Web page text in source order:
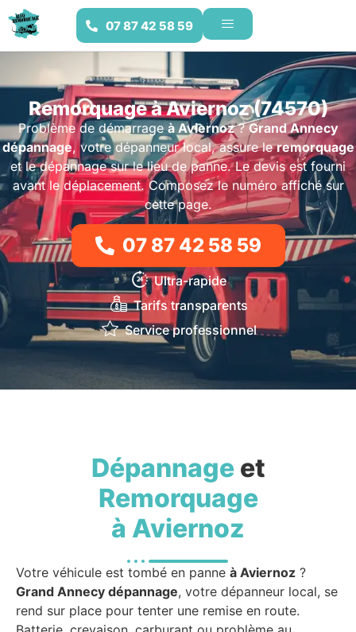
07 87 42 58 59
Remorquage à Aviernoz (74570)
Problème de démarrageà Aviernoz?Grand Annecy
dépannage, votre dépanneur local, assure leremorquage
et le dépannage sur le lieu de panne. Le devis est fourni
avant le déplacement. Composez le numéro affiché sur
cette page.
07 87 42 58 59
Ultra-rapide
Tarifs transparents
Service professionnel
Dépannageet
Remorquage
à Aviernoz
Votre véhicule est tombé en panne à Aviernoz ?
Grand Annecy dépannage, votre dépanneur local, se
rend sur place pour tenter une remise en route.